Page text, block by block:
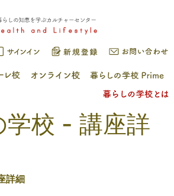
学校 - 講座詳
詳細